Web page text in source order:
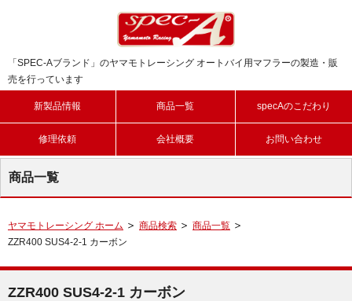
「SPEC-Aブランド」のヤマモトレーシング オートバイ用マフラーの製造・販
売を行っています
新製品情報 商品一覧 specAのこだわり
修理依頼 会社概要 お問い合わせ
商品一覧
ヤマモトレーシング ホーム 商品検索
商品一覧
ZZR400 SUS4-2-1 カーボン
ZZR400 SUS4-2-1 カーボン